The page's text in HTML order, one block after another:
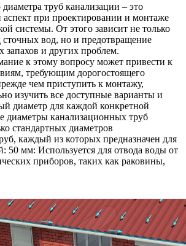
труб канализации – это
при проектировании и монтаже
системы. От этого зависит не только
вод, но и предотвращение
запахов и других проблем.
к этому вопросу может привести к
требующим дорогостоящего
чем приступить к монтажу,
изучить все доступные варианты и
диаметр для каждой конкретной
диаметры канализационных труб
стандартных диаметров
каждый из которых предназначен для
50 мм: Используется для отвода воды от
приборов, таких как раковины,